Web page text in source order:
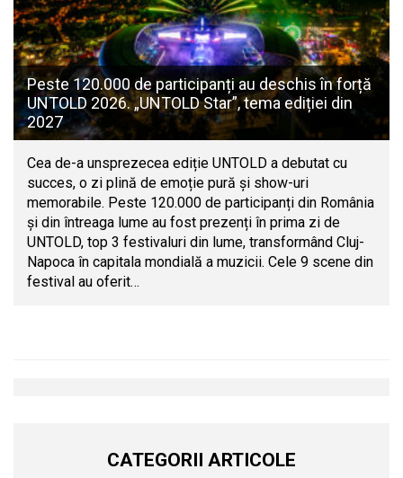
Peste 120.000 de participanți au deschis în forță
UNTOLD 2026. „UNTOLD Star”, tema ediției din
2027
Cea de-a unsprezecea ediție UNTOLD a debutat cu
succes, o zi plină de emoție pură și show-uri
memorabile. Peste 120.000 de participanți din România
și din întreaga lume au fost prezenți în prima zi de
UNTOLD, top 3 festivaluri din lume, transformând Cluj-
Napoca în capitala mondială a muzicii. Cele 9 scene din
festival au oferit…
CATEGORII ARTICOLE